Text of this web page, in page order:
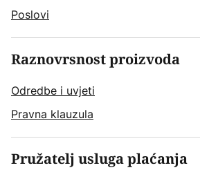
Poslovi
Raznovrsnost proizvoda
Odredbe i uvjeti
Pravna klauzula
Pružatelj usluga plaćanja